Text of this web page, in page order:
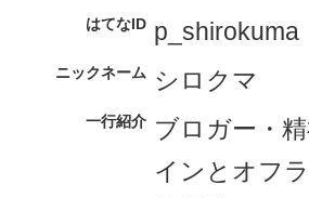
はてなID p_shirokuma
ニックネーム シロクマ
一行紹介 ブロガー・
インとオフ